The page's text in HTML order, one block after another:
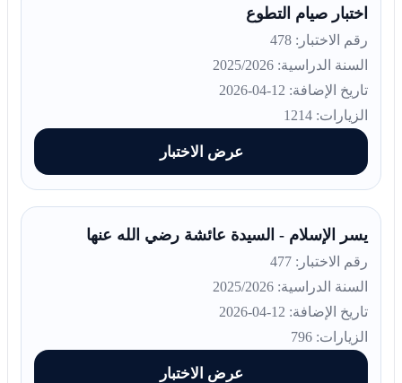
اختبار صيام التطوع
رقم الاختبار: 478
السنة الدراسية: 2025/2026
تاريخ الإضافة: 12-04-2026
الزيارات: 1214
عرض الاختبار
يسر الإسلام - السيدة عائشة رضي الله عنها
رقم الاختبار: 477
السنة الدراسية: 2025/2026
تاريخ الإضافة: 12-04-2026
الزيارات: 796
عرض الاختبار